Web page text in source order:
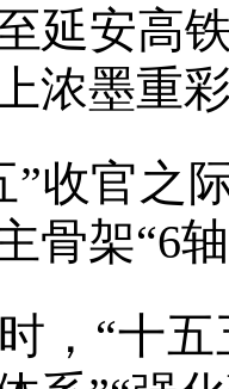
延安高
浓墨重
官之际
骨架“6
“十五